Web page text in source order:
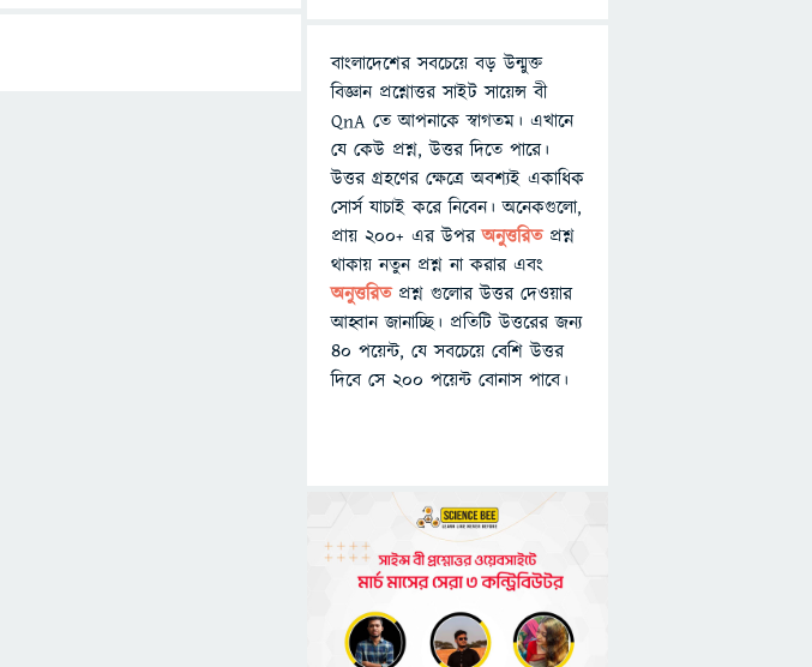
বাংলাদেশের সবচেয়ে বড় উন্মুক্ত
বিজ্ঞান প্রশ্নোত্তর সাইট সায়েন্স বী
QnA তে আপনাকে স্বাগতম। এখানে
যে কেউ প্রশ্ন, উত্তর দিতে পারে।
উত্তর গ্রহণের ক্ষেত্রে অবশ্যই একাধিক
সোর্স যাচাই করে নিবেন। অনেকগুলো,
প্রায় ২০০+ এর উপরঅনুত্তরিতপ্রশ্ন
থাকায় নতুন প্রশ্ন না করার এবং
অনুত্তরিত প্রশ্ন গুলোর উত্তর দেওয়ার
আহ্বান জানাচ্ছি। প্রতিটি উত্তরের জন্য
৪০ পয়েন্ট, যে সবচেয়ে বেশি উত্তর
দিবে সে ২০০ পয়েন্ট বোনাস পাবে।